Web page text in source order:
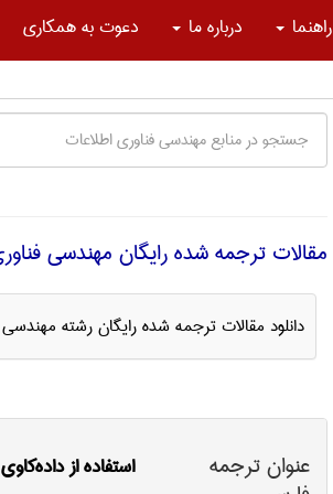
راهنما درباره ما دعوت به همکاری
مقالات ترجمه شده رایگان مهندسی
دانلود مقالات ترجمه شده رایگان رشته
عنوان ترجمه استفاده از